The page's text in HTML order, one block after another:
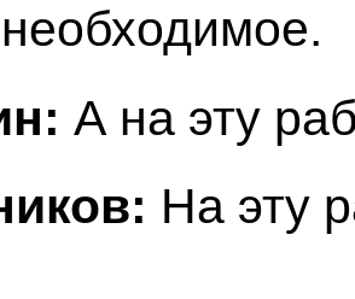
А на эту
На эту